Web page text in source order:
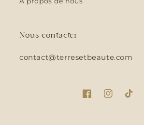
Nous contacter
contact@terresetbeaute.com
FacebookInstagram
TikTok